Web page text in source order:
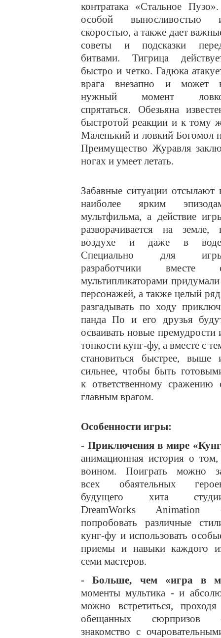
контратака «Стальное
особой выносливостью
скоростью, а также дает
советы и подсказки
битвами. Тигрица
быстро и четко. Гадюка
врага внезапно и может
нужный момент
спрятаться. Обезьяна
быстротой реакции и к тому
Маленький и ловкий Богомол
Преимущество Журавля
ногах и умеет летать.
Забавные ситуации отсылают
наиболее ярким
мультфильма, а действие
разворачивается на земле,
воздухе и даже в
Специально для
разработчики вместе
мультипликаторами
персонажей, а также целый
разгадывать по ходу
панда По иего друзья
осваивать новые премудрости
тонкости кунг-фу, а вместе с
становиться быстрее, выше
сильнее, чтобы быть
к ответственному сражению
главным врагом.
Особенности игры:
- Приключения в мире
анимационная история о
воином. Поиграть можно
всех обаятельных
будущего хита
DreamWorks Animation
попробовать различные
кунг-фу и использовать
приемы и навыки каждого
семи мастеров.
- Больше, чем «игра в
моменты мультика - и
можно встретиться,
обещанных сюрпризов
знакомство с